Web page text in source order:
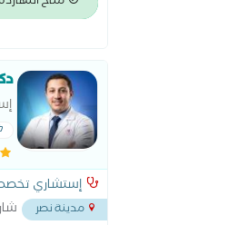
إستشاري
مدينة نصر